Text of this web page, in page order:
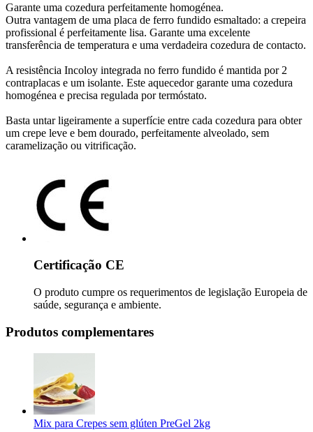
Garante uma cozedura perfeitamente homogénea.
Outra vantagem de uma placa de ferro fundido esmaltado: a crepeira
profissional é perfeitamente lisa. Garante uma excelente
transferência de temperatura e uma verdadeira cozedura de contacto.
A resistência Incoloy integrada no ferro fundido é mantida por 2
contraplacas e um isolante. Este aquecedor garante uma cozedura
homogénea e precisa regulada por termóstato.
Basta untar ligeiramente a superfície entre cada cozedura para obter
um crepe leve e bem dourado, perfeitamente alveolado, sem
caramelização ou vitrificação.
Certificação CE
O produto cumpre os requerimentos de legislação Europeia de
saúde, segurança e ambiente.
Produtos complementares
Mix para Crepes sem glúten PreGel 2kg